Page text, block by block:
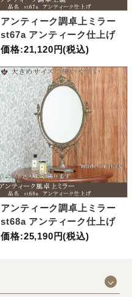
アンティーク調卓上ミラー
st67a アンティーク仕上げ
価格:21,120円(税込)
アンティーク調卓上ミラー
st68a アンティーク仕上げ
価格:25,190円(税込)